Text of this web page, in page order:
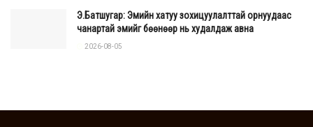
Э.Батшугар: Эмийн хатуу зохицуулалттай орнуудаас
чанартай эмийг бөөнөөр нь худалдаж авна
2026-08-05